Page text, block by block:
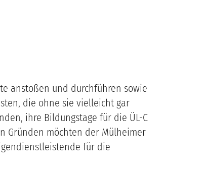
anstoßen und durchführen sowie
die ohne sie vielleicht gar
ihre Bildungstage für die ÜL-C
Gründen möchten der Mülheimer
für die